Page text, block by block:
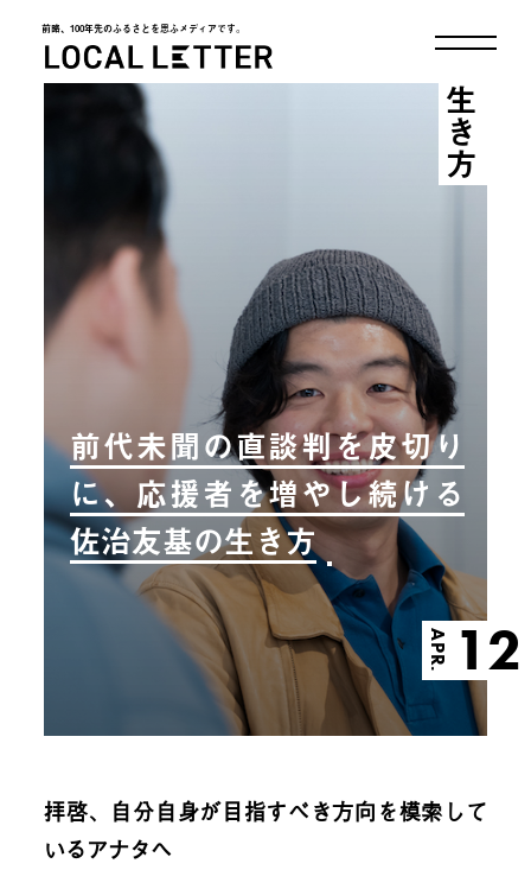
前略、100年先のふるさとを思ふメディアです。
LOCAL LETTER
前代未聞の直談判を皮切り
に、応援者を増やし続ける
佐治友基の生き方
APR. 12
生き方
拝啓、自分自身が目指すべき方向を模索して
いるアナタへ